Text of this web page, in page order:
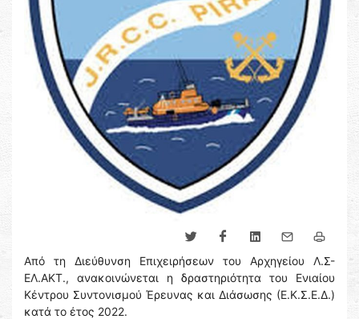
Από τη Διεύθυνση Επιχειρήσεων του Αρχηγείου Λ.Σ-
ΕΛ.ΑΚΤ., ανακοινώνεται η δραστηριότητα του Ενιαίου
Κέντρου Συντονισμού Έρευνας και Διάσωσης (Ε.Κ.Σ.Ε.Δ.)
κατά το έτος 2022.